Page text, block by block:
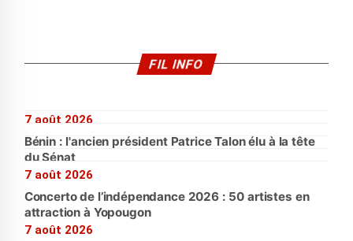
FIL INFO
7 août 2026
Bénin : l'ancien président Patrice Talon élu à la tête
du Sénat
7 août 2026
Concerto de l’indépendance 2026 : 50 artistes en
attraction à Yopougon
7 août 2026